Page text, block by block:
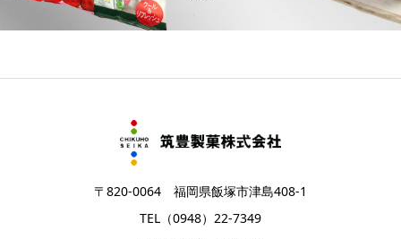
〒820-0064 福岡県飯塚市津島408-1
TEL（0948）22-7349